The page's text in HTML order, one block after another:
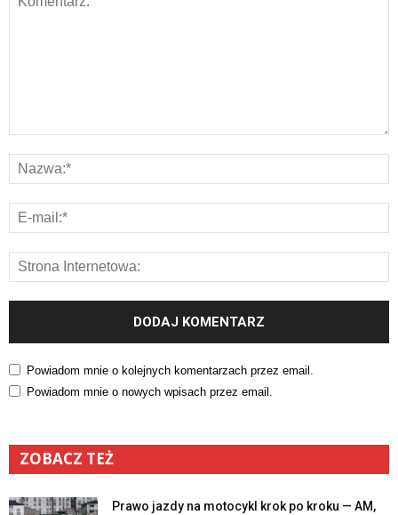
Powiadom mnie o kolejnych komentarzach przez email.
Powiadom mnie o nowych wpisach przez email.
ZOBACZ TEŻ
Prawo jazdy na motocykl krok po kroku — AM,